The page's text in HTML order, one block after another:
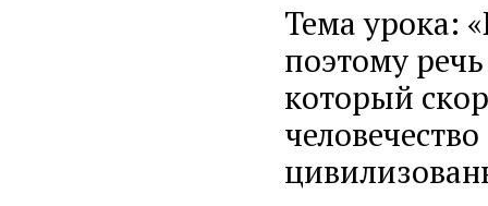
Тема урока:
поэтому
который